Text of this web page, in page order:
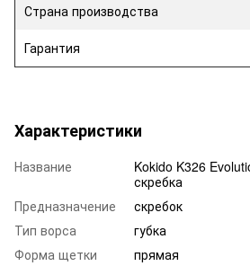
Страна производства
Гарантия
Характеристики
Название
Kokido K326
скребка
Предназначение
скребок
Тип ворса
губка
Форма щетки
прямая